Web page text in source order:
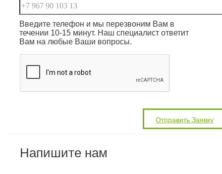
Введите телефон и мы перезвоним Вам в
течении 10-15 минут. Наш специалист ответит
Вам на любые Ваши вопросы.
Напишите нам